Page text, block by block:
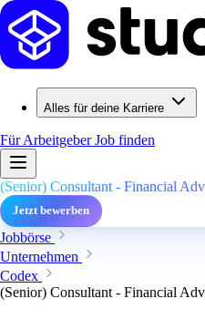
Alles für deine Karriere
Für ArbeitgeberJob finden
(Senior) Consultant - Financial
Jetzt bewerben
Jobbörse
Unternehmen
Codex
(Senior) Consultant - Financial